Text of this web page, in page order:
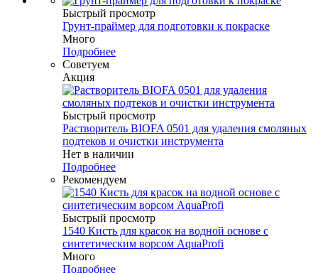
Быстрый просмотр
Грунт-праймер для подготовки к покраске
Много
Подробнее
Советуем
Акция
Быстрый просмотр
Растворитель BIOFA 0501 для удаления смоляных
подтеков и очистки инструмента
Нет в наличии
Подробнее
Рекомендуем
Быстрый просмотр
1540 Кисть для красок на водной основе с
синтетическим ворсом AquaProfi
Много
Подробнее